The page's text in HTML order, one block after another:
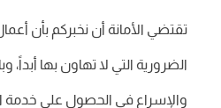
تقتضي الأمانة أن نخبركم بأن
الضرورية التي لا تهاون بها أبداً،
والإسراع في الحصول على خدمة